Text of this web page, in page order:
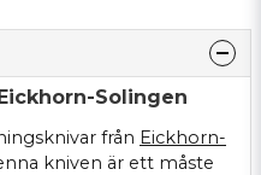
Solingen
från Eickhorn-
kniven är ett måste